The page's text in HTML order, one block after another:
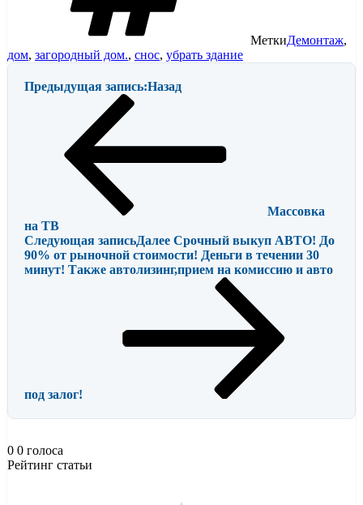
МеткиДемонтаж,
дом, загородный дом., снос, убрать здание
Предыдущая запись:Назад
Массовка
на ТВ
Следующая записьДалее Срочный выкуп АВТО! До
90% от рыночной стоимости! Деньги в течении 30
минут! Также автолизинг,прием на комиссию и авто
под залог!
0 0 голоса
Рейтинг статьи